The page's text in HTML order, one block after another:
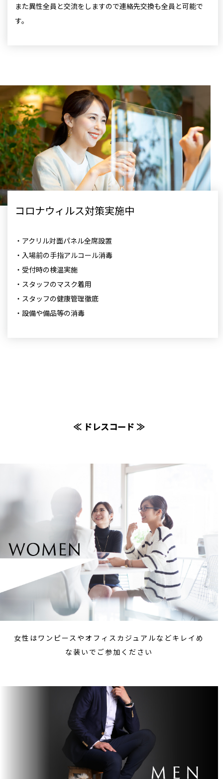
また異性全員と交流をしますので連絡先交換も全員と可能で
す。
コロナウィルス対策実施中
・アクリル対面パネル全席設置
・入場前の手指アルコール消毒
・受付時の検温実施
・スタッフのマスク着用
・スタッフの健康管理徹底
・設備や備品等の消毒
≪ ドレスコード ≫
女性はワンピースやオフィスカジュアルなどキレイめ
な装いでご参加ください